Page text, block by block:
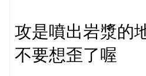
攻是噴出岩漿的
不要想歪了喔